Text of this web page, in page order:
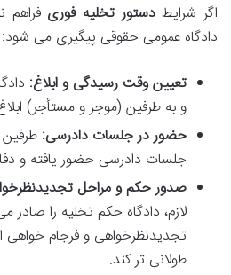
اگر شرایطدستور تخلیه فوری فراهم
دادگاه عمومی حقوقی پیگیری می شود:
تعیین وقت رسیدگی و ابلاغ:
و به طرفین (موجر و مستأجر)
حضور در جلسات دادرسی: طرفین
جلسات دادرسی حضور یافته و
صدور حکم و مراحل
لازم، دادگاه حکم تخلیه را صادر
تجدیدنظرخواهی و فرجام خواهی
طولانی تر کند.